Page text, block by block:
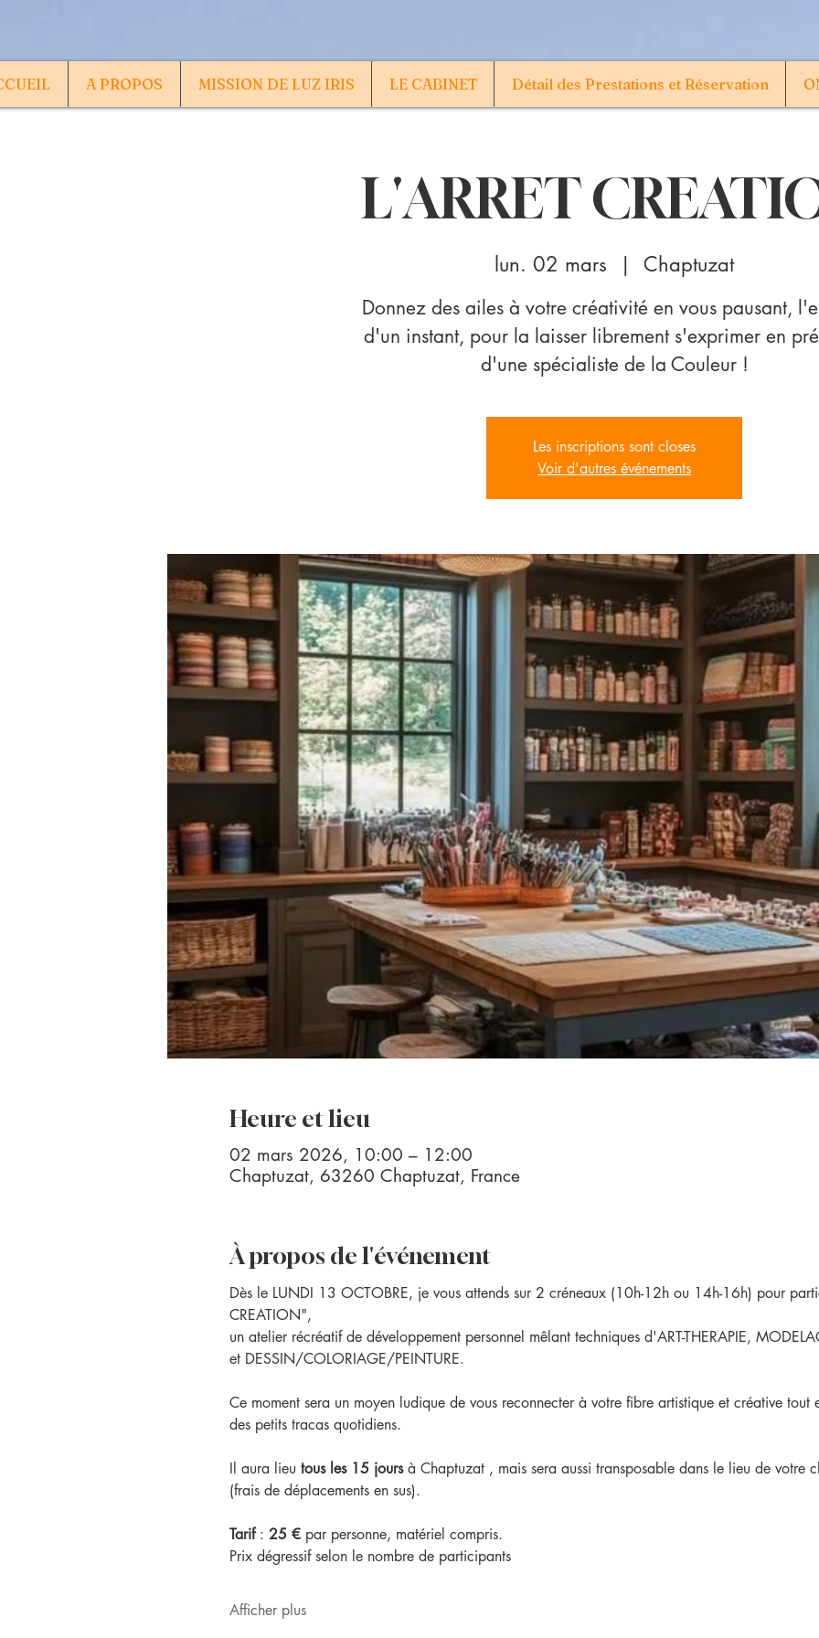
A PROPOS MISSION DE LUZ IRIS LE CABINET Détail des Prestations et Réservation
L'ARRET
lun. 02 mars
  |
Chaptuzat
Donnez des ailes à votre créativité en vous pausant,
d'un instant, pour la laisser librement s'exprimer en
d'une spécialiste de la Couleur !
Les inscriptions sont closes
Voir d'autres événements
Heure et lieu
02 mars 2026, 10:00 – 12:00
Chaptuzat, 63260 Chaptuzat, France
À propos de l'événement
Dès le LUNDI 13 OCTOBRE, je vous attends sur 2 créneaux (10h-12h ou 14h-16h) pour
CREATION",
un atelier récréatif de développement personnel mêlant techniques d'ART-THERAPIE,
et DESSIN/COLORIAGE/PEINTURE.
Ce moment sera un moyen ludique de vous reconnecter à votre fibre artistique et créative
des petits tracas quotidiens.
Il aura lieu tous les 15 jours à Chaptuzat , mais sera aussi transposable dans le lieu de votre
(frais de déplacements en sus).
Tarif : 25 € par personne, matériel compris.
Prix dégressif selon le nombre de participants
Afficher plus